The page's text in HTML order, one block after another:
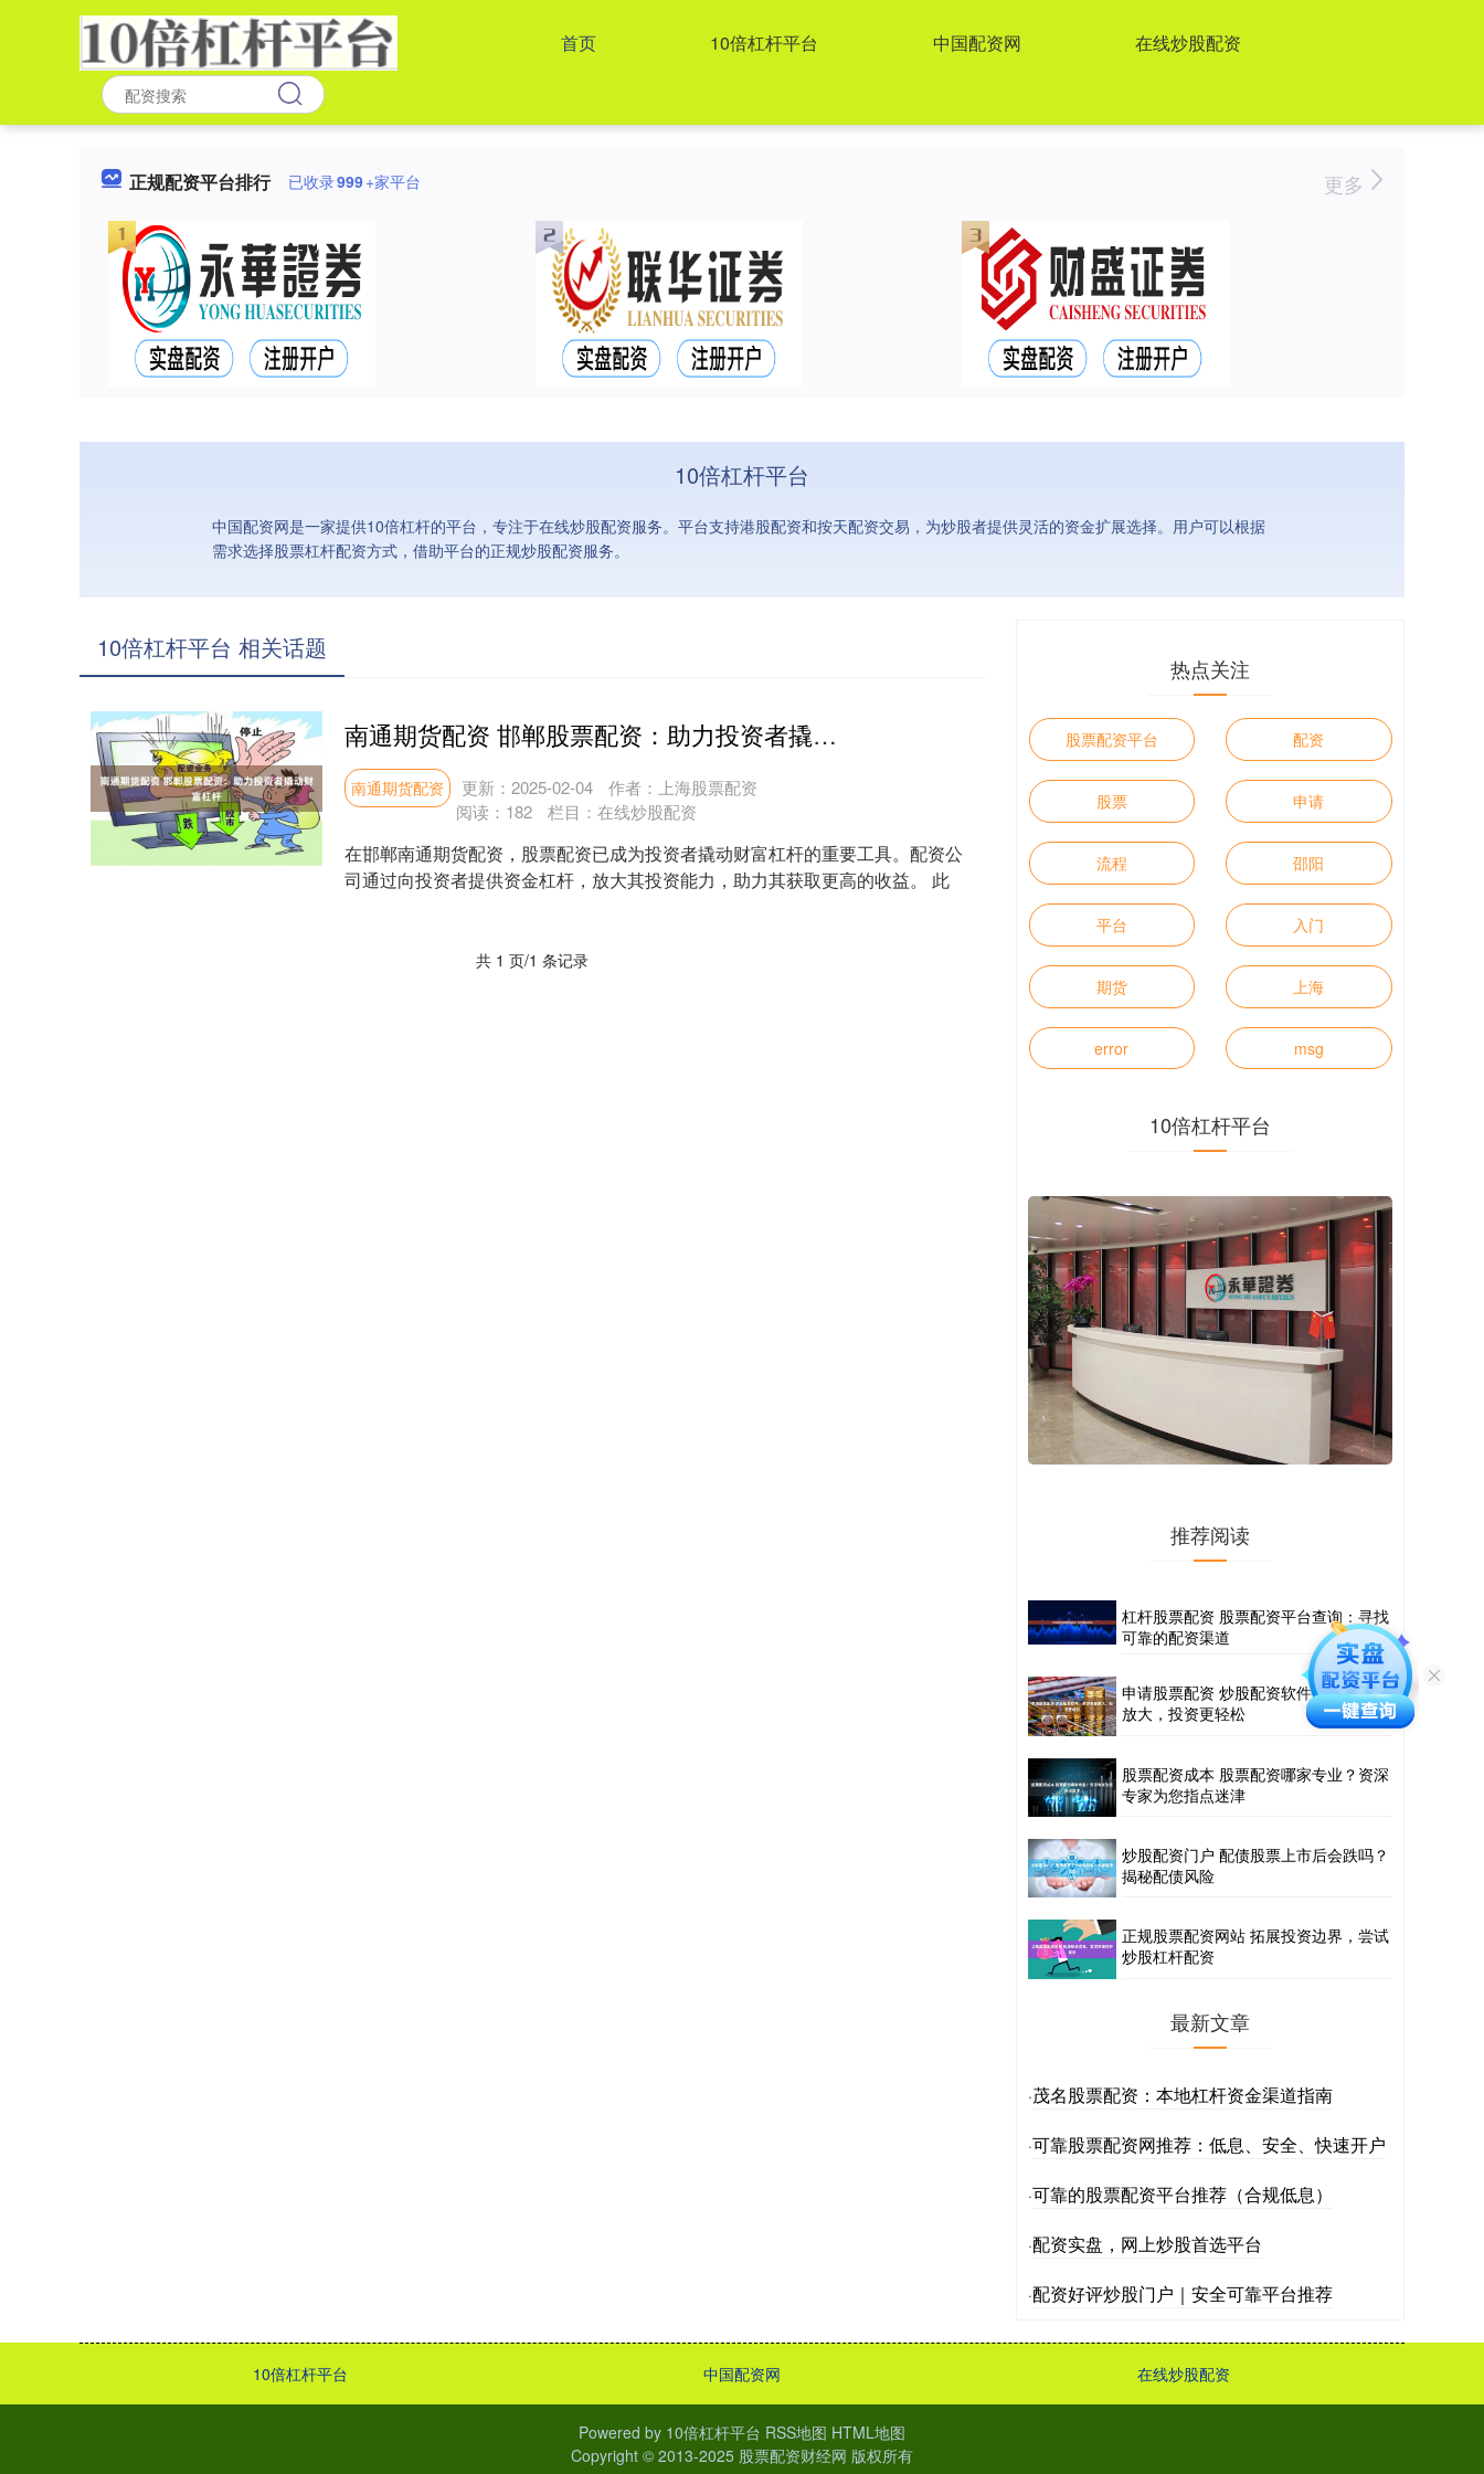
首页 10倍杠杆平台 中国配资网 在线炒股配资
正规配资平台排行 已收录999+家平台 更多
10倍杠杆平台
中国配资网是一家提供10倍杠杆的平台，专注于在线炒股配资服务。平台支持港股配资和按天配资交易，为炒股者提供灵活的资金扩展选择。用户可以根据
需求选择股票杠杆配资方式，借助平台的正规炒股配资服务。
10倍杠杆平台 相关话题
南通期货配资 邯郸股票配资：助力投资者撬动财富杠杆
南通期货配资 更新：2025-02-04
作者：上海股票配资
阅读： 182 栏目： 在线炒股配资
在邯郸南通期货配资，股票配资已成为投资者撬动财富杠杆的重要工具。配资公
司通过向投资者提供资金杠杆，放大其投资能力，助力其获取更高的收益。 此
共 1 页/1 条记录
热点关注
股票配资平台 配资
股票 申请
流程 邵阳
平台 入门
期货 上海
error msg
10倍杠杆平台
推荐阅读
杠杆股票配资 股票配资平台查询：寻找
可靠的配资渠道
申请股票配资 炒股配资软件：助你资金
放大，投资更轻松
股票配资成本 股票配资哪家专业？资深
专家为您指点迷津
炒股配资门户 配债股票上市后会跌吗？
揭秘配债风险
正规股票配资网站 拓展投资边界，尝试
炒股杠杆配资
最新文章
·茂名股票配资：本地杠杆资金渠道指南
·可靠股票配资网推荐：低息、安全、快速开户
·可靠的股票配资平台推荐（合规低息）
·配资实盘，网上炒股首选平台
·配资好评炒股门户｜安全可靠平台推荐
10倍杠杆平台 中国配资网 在线炒股配资
Powered by 10倍杠杆平台 RSS地图 HTML地图
Copyright © 2013-2025 股票配资财经网 版权所有